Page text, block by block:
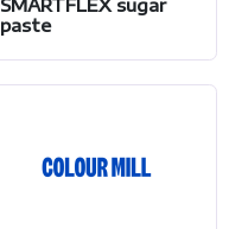
SMARTFLEX sugar
paste